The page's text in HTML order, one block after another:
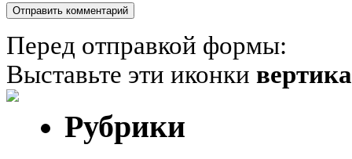
Перед отправкой формы:
Выставьте эти иконки
Рубрики